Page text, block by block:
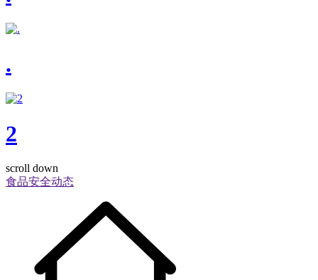
.
2
scroll down
食品安全动态